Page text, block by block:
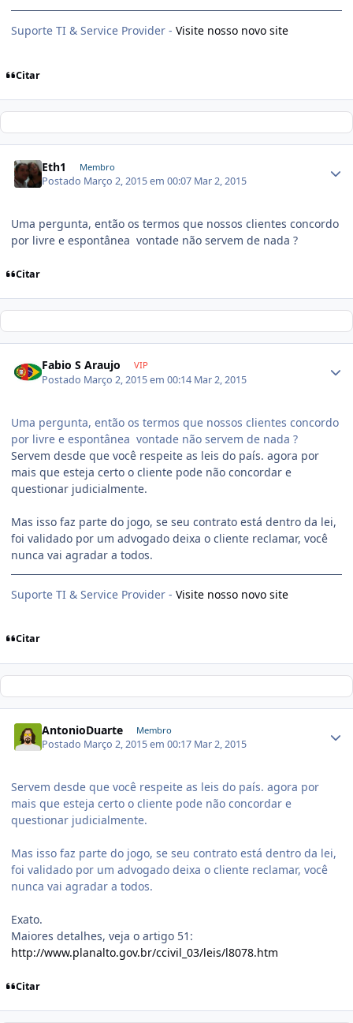
Suporte TI & Service Provider - Visite nosso novo site
Citar
Eth1 Membro
Postado Março 2, 2015 em 00:07 Mar 2, 2015
Uma pergunta, então os termos que nossos clientes concordo
por livre e espontânea vontade não servem de nada ?
Citar
Fabio S Araujo VIP
Postado Março 2, 2015 em 00:14 Mar 2, 2015
Uma pergunta, então os termos que nossos clientes concordo
por livre e espontânea vontade não servem de nada ?
Servem desde que você respeite as leis do país. agora por
mais que esteja certo o cliente pode não concordar e
questionar judicialmente.
Mas isso faz parte do jogo, se seu contrato está dentro da lei,
foi validado por um advogado deixa o cliente reclamar, você
nunca vai agradar a todos.
Suporte TI & Service Provider - Visite nosso novo site
Citar
AntonioDuarte Membro
Postado Março 2, 2015 em 00:17 Mar 2, 2015
Servem desde que você respeite as leis do país. agora por
mais que esteja certo o cliente pode não concordar e
questionar judicialmente.
Mas isso faz parte do jogo, se seu contrato está dentro da lei,
foi validado por um advogado deixa o cliente reclamar, você
nunca vai agradar a todos.
Exato.
Maiores detalhes, veja o artigo 51:
http://www.planalto.gov.br/ccivil_03/leis/l8078.htm
Citar